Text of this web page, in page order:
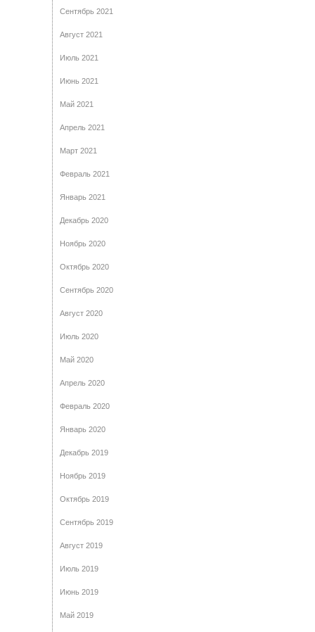
Сентябрь 2021
Август 2021
Июль 2021
Июнь 2021
Май 2021
Апрель 2021
Март 2021
Февраль 2021
Январь 2021
Декабрь 2020
Ноябрь 2020
Октябрь 2020
Сентябрь 2020
Август 2020
Июль 2020
Май 2020
Апрель 2020
Февраль 2020
Январь 2020
Декабрь 2019
Ноябрь 2019
Октябрь 2019
Сентябрь 2019
Август 2019
Июль 2019
Июнь 2019
Май 2019